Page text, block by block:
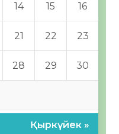
14 15 16
21 22 23
28 29 30
Қыркүйек »